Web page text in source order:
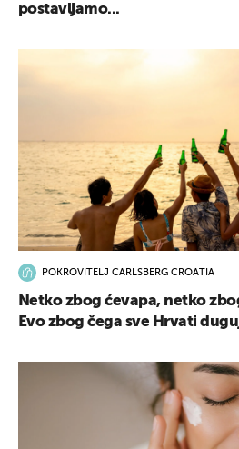
postavljamo...
POKROVITELJ CARLSBERG CROATIA
Netko zbog ćevapa, netko
Evo zbog čega sve Hrvati